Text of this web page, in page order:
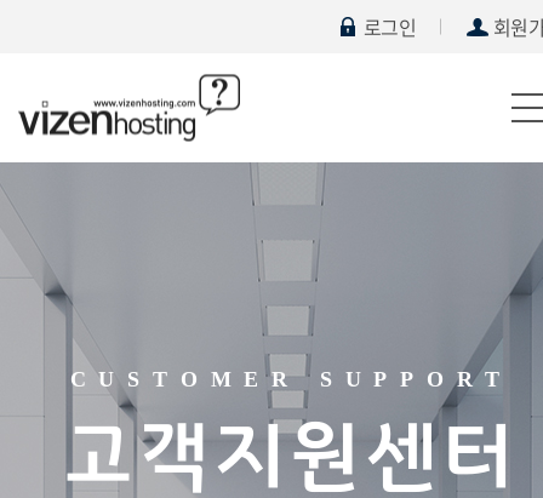
로그인 회원
CUSTOMER SUPPORT
고객지원센터